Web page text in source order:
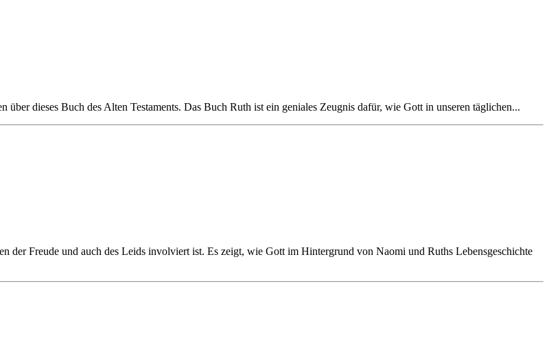
dieses Buch des Alten Testaments. Das Buch Ruth ist ein geniales Zeugnis dafür, wie Gott in unseren täglichen...
der Freude und auch des Leids involviert ist. Es zeigt, wie Gott im Hintergrund von Naomi und Ruths Lebensgeschichte